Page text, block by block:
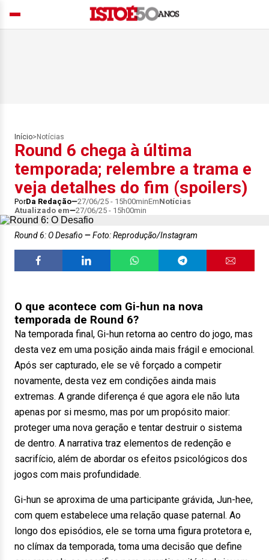
Início> Notícias
Round 6 chega à última
temporada; relembre a trama e
veja detalhes do fim (spoilers)
PorDa Redação 27/06/25 - 15h00minEmNotícias
Atualizado em
27/06/25 - 15h00min
Round 6: O Desafio Foto: Reprodução/Instagram
O que acontece com Gi-hun na nova
temporada de Round 6?
Na temporada final, Gi-hun retorna ao centro do jogo, mas
desta vez em uma posição ainda mais frágil e emocional.
Após ser capturado, ele se vê forçado a competir
novamente, desta vez em condições ainda mais
extremas. A grande diferença é que agora ele não luta
apenas por si mesmo, mas por um propósito maior:
proteger uma nova geração e tentar destruir o sistema
de dentro. A narrativa traz elementos de redenção e
sacrifício, além de abordar os efeitos psicológicos dos
jogos com mais profundidade.
Gi-hun se aproxima de uma participante grávida, Jun-hee,
com quem estabelece uma relação quase paternal. Ao
longo dos episódios, ele se torna uma figura protetora e,
no clímax da temporada, toma uma decisão que define